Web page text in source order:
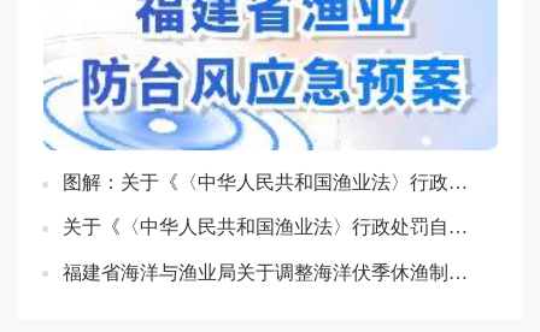
图解：关于《〈中华人民共和国渔业法〉行政处罚自由裁量基准》的政策解读
关于《〈中华人民共和国渔业法〉行政处罚自由裁量基准》的政策解读
福建省海洋与渔业局关于调整海洋伏季休渔制度的通告政策解读